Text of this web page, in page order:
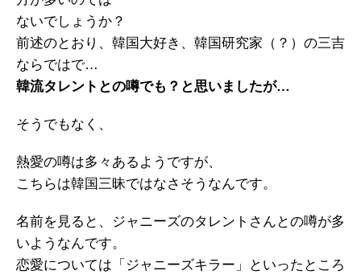
ないでしょうか？
前述のとおり、韓国大好き、韓国研究家（？）の三吉
ならではで…
韓流タレントとの噂でも？と思いましたが…
そうでもなく、
熱愛の噂は多々あるようですが、
こちらは韓国三昧ではなさそうなんです。
名前を見ると、ジャニーズのタレントさんとの噂が多
いようなんです。
恋愛については「ジャニーズキラー」といったところ